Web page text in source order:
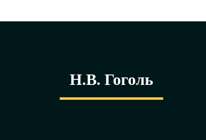
Н.В. Гоголь